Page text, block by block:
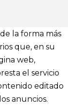
la forma más
que, en su
web,
el servicio
editado
anuncios.